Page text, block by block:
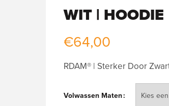
WIT | HOODIE
€64,00
RDAM® | Sterker Door
Volwassen Maten